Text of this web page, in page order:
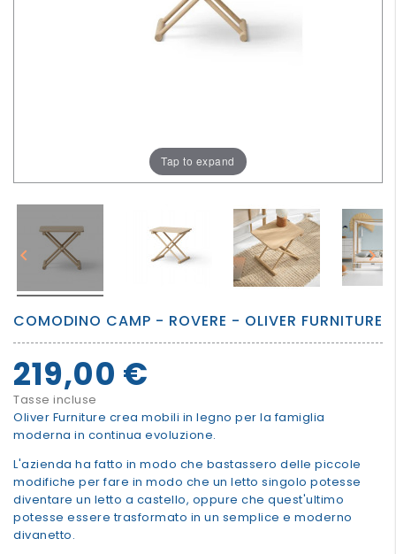
Tap to expand
 
COMODINO CAMP - ROVERE - OLIVER FURNITURE
219,00 €
Tasse incluse
Oliver Furniture crea mobili in legno per la famiglia
moderna in continua evoluzione.
L'azienda ha fatto in modo che bastassero delle piccole
modifiche per fare in modo che un letto singolo potesse
diventare un letto a castello, oppure che quest'ultimo
potesse essere trasformato in un semplice e moderno
divanetto.